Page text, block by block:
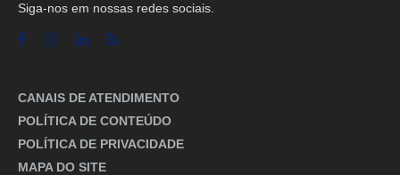
Siga-nos em nossas redes sociais.
CANAIS DE ATENDIMENTO
POLÍTICA DE CONTEÚDO
POLÍTICA DE PRIVACIDADE
MAPA DO SITE